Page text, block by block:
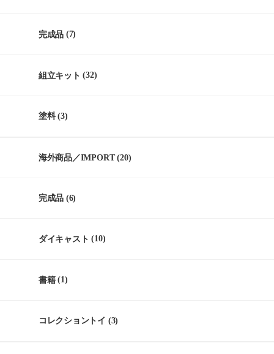
完成品 (7)
組立キット (32)
塗料(3)
海外商品／IMPORT(20)
完成品 (6)
ダイキャスト (10)
書籍(1)
コレクショントイ (3)